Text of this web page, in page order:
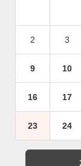
2 3
9 10
16 17
23 24